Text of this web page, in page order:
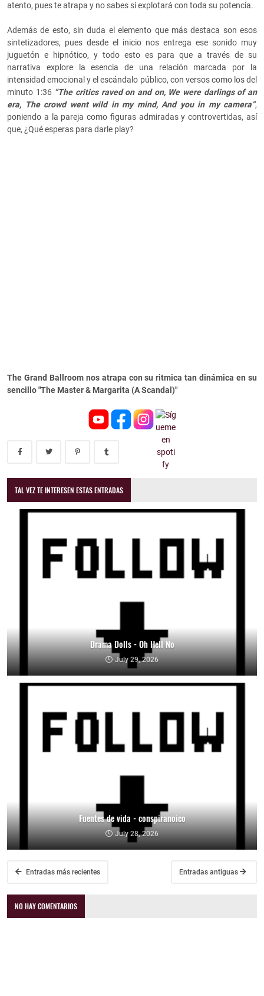
atento, pues te atrapa y no sabes si explotará con toda su potencia.
Además de esto, sin duda el elemento que más destaca son esos
sintetizadores, pues desde el inicio nos entrega ese sonido muy
juguetón e hipnótico, y todo esto es para que a través de su
narrativa explore la esencia de una relación marcada por la
intensidad emocional y el escándalo público, con versos como los del
minuto 1:36 “The critics raved on and on, We were darlings of an
era, The crowd went wild in my mind, And you in my camera”,
poniendo a la pareja como figuras admiradas y controvertidas, así
que, ¿Qué esperas para darle play?
The Grand Ballroom nos atrapa con su ritmica tan dinámica en su
sencillo "The Master & Margarita (A Scandal)"
TAL VEZ TE INTERESEN ESTAS ENTRADAS
Drama Dolls - Oh Hell No
July 29, 2026
Fuentes de vida - conspiranoico
July 28, 2026
Entradas más recientes Entradas antiguas
NO HAY COMENTARIOS